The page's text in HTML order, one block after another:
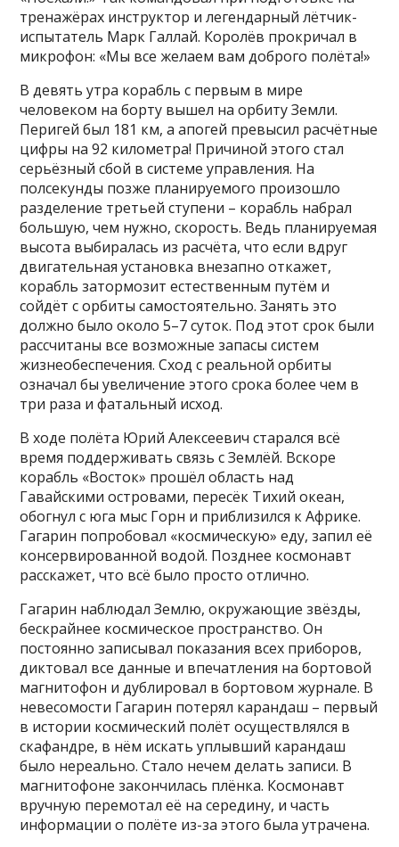
тренажёрах инструктор и легендарный лётчик-
испытатель Марк Галлай. Королёв прокричал в
микрофон: «Мы все желаем вам доброго полёта!»
В девять утра корабль с первым в мире
человеком на борту вышел на орбиту Земли.
Перигей был 181 км, а апогей превысил расчётные
цифры на 92 километра! Причиной этого стал
серьёзный сбой в системе управления. На
полсекунды позже планируемого произошло
разделение третьей ступени – корабль набрал
большую, чем нужно, скорость. Ведь планируемая
высота выбиралась из расчёта, что если вдруг
двигательная установка внезапно откажет,
корабль затормозит естественным путём и
сойдёт с орбиты самостоятельно. Занять это
должно было около 5–7 суток. Под этот срок были
рассчитаны все возможные запасы систем
жизнеобеспечения. Сход с реальной орбиты
означал бы увеличение этого срока более чем в
три раза и фатальный исход.
В ходе полёта Юрий Алексеевич старался всё
время поддерживать связь с Землёй. Вскоре
корабль «Восток» прошёл область над
Гавайскими островами, пересёк Тихий океан,
обогнул с юга мыс Горн и приблизился к Африке.
Гагарин попробовал «космическую» еду, запил её
консервированной водой. Позднее космонавт
расскажет, что всё было просто отлично.
Гагарин наблюдал Землю, окружающие звёзды,
бескрайнее космическое пространство. Он
постоянно записывал показания всех приборов,
диктовал все данные и впечатления на бортовой
магнитофон и дублировал в бортовом журнале. В
невесомости Гагарин потерял карандаш – первый
в истории космический полёт осуществлялся в
скафандре, в нём искать уплывший карандаш
было нереально. Стало нечем делать записи. В
магнитофоне закончилась плёнка. Космонавт
вручную перемотал её на середину, и часть
информации о полёте из-за этого была утрачена.